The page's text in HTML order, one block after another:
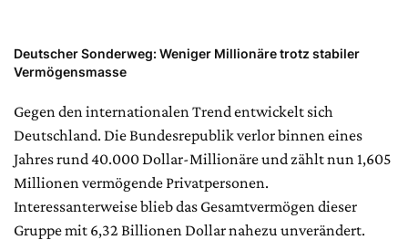
Deutscher Sonderweg: Weniger Millionäre trotz stabiler
Vermögensmasse
Gegen den internationalen Trend entwickelt sich
Deutschland. Die Bundesrepublik verlor binnen eines
Jahres rund 40.000 Dollar-Millionäre und zählt nun 1,605
Millionen vermögende Privatpersonen.
Interessanterweise blieb das Gesamtvermögen dieser
Gruppe mit 6,32 Billionen Dollar nahezu unverändert.